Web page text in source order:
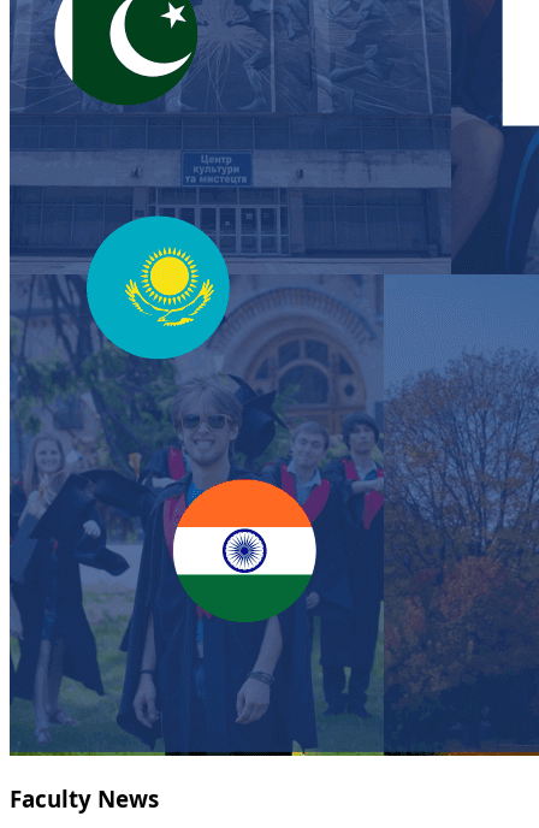
Faculty News